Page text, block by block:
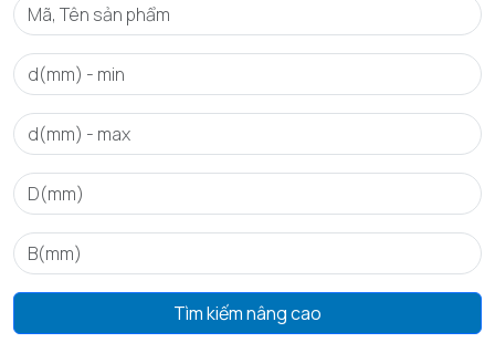
Tìm kiếm nâng cao
Tmax - Nhiệt độ hoạt động tối đa 110 °C
GIỚI HẠN
da min - Đường kính vai tối thiểu IR
da max - Đường kính vai tối đa IR 16 mm
Da max - Đường kính vai tối đa OR 26 mm
ra max - Bán kính góc lượn tối đa trục & vỏ